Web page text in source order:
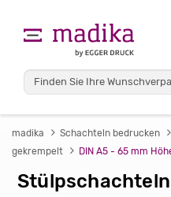
madika Schachteln bedrucken
gekrempelt
DIN A5 - 65 mm